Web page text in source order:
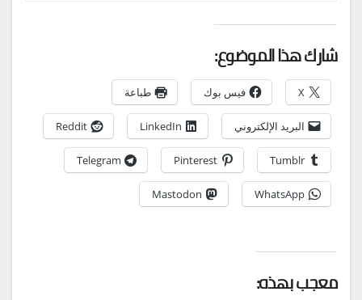
شارك هذا الموضوع:
X فيس بوك طباعة
البريد الإلكتروني LinkedIn
Reddit
Tumblr
Pinterest
Telegram
WhatsApp
Mastodon
معجب بهذه: